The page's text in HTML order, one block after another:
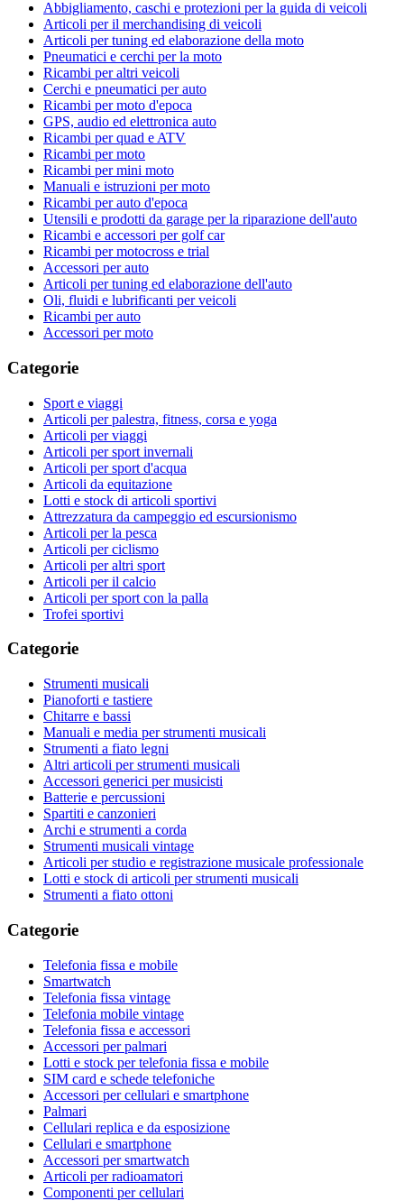
Abbigliamento, caschi e protezioni per la guida di veicoli
Articoli per il merchandising di veicoli
Articoli per tuning ed elaborazione della moto
Pneumatici e cerchi per la moto
Ricambi per altri veicoli
Cerchi e pneumatici per auto
Ricambi per moto d'epoca
GPS, audio ed elettronica auto
Ricambi per quad e ATV
Ricambi per moto
Ricambi per mini moto
Manuali e istruzioni per moto
Ricambi per auto d'epoca
Utensili e prodotti da garage per la riparazione dell'auto
Ricambi e accessori per golf car
Ricambi per motocross e trial
Accessori per auto
Articoli per tuning ed elaborazione dell'auto
Oli, fluidi e lubrificanti per veicoli
Ricambi per auto
Accessori per moto
Categorie
Sport e viaggi
Articoli per palestra, fitness, corsa e yoga
Articoli per viaggi
Articoli per sport invernali
Articoli per sport d'acqua
Articoli da equitazione
Lotti e stock di articoli sportivi
Attrezzatura da campeggio ed escursionismo
Articoli per la pesca
Articoli per ciclismo
Articoli per altri sport
Articoli per il calcio
Articoli per sport con la palla
Trofei sportivi
Categorie
Strumenti musicali
Pianoforti e tastiere
Chitarre e bassi
Manuali e media per strumenti musicali
Strumenti a fiato legni
Altri articoli per strumenti musicali
Accessori generici per musicisti
Batterie e percussioni
Spartiti e canzonieri
Archi e strumenti a corda
Strumenti musicali vintage
Articoli per studio e registrazione musicale professionale
Lotti e stock di articoli per strumenti musicali
Strumenti a fiato ottoni
Categorie
Telefonia fissa e mobile
Smartwatch
Telefonia fissa vintage
Telefonia mobile vintage
Telefonia fissa e accessori
Accessori per palmari
Lotti e stock per telefonia fissa e mobile
SIM card e schede telefoniche
Accessori per cellulari e smartphone
Palmari
Cellulari replica e da esposizione
Cellulari e smartphone
Accessori per smartwatch
Articoli per radioamatori
Componenti per cellulari